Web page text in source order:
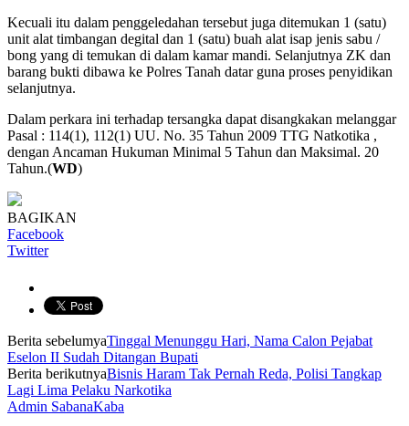
Kecuali itu dalam penggeledahan tersebut juga ditemukan 1 (satu)
unit alat timbangan degital dan 1 (satu) buah alat isap jenis sabu /
bong yang di temukan di dalam kamar mandi. Selanjutnya ZK dan
barang bukti dibawa ke Polres Tanah datar guna proses penyidikan
selanjutnya.
Dalam perkara ini terhadap tersangka dapat disangkakan melanggar
Pasal : 114(1), 112(1) UU. No. 35 Tahun 2009 TTG Natkotika ,
dengan Ancaman Hukuman Minimal 5 Tahun dan Maksimal. 20
Tahun.(WD)
BAGIKAN
Facebook
Twitter
Berita sebelumyaTinggal Menunggu Hari, Nama Calon Pejabat
Eselon II Sudah Ditangan Bupati
Berita berikutnyaBisnis Haram Tak Pernah Reda, Polisi Tangkap
Lagi Lima Pelaku Narkotika
Admin SabanaKaba